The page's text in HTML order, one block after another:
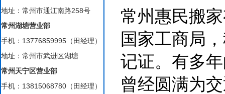
地址：常州市通江南路258号
常州湖塘营业部
手机：13776859995（田经理）
地址：常州市武进区湖塘
常州天宁区营业部
手机：13815068780（田经理）
常州惠民搬
国家工商局
记证。有多
曾经圆满为